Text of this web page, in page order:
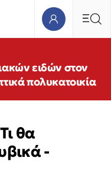
ειδών στον
πολυκατοικία
θα
-